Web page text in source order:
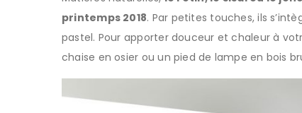
printemps 2018. Par petites touches, ils
pastel. Pour apporter douceur et chaleur à
chaise en osier ou un pied de lampe en bois